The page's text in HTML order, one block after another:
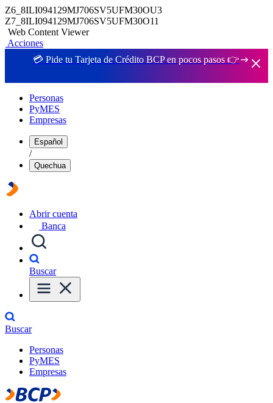
Z6_8ILI094129MJ706SV5UFM30OU3
Z7_8ILI094129MJ706SV5UFM30O11
Web Content Viewer
Acciones
💳 Pide tu Tarjeta de Crédito BCP en pocos pasos 👉
Personas
PyMES
Empresas
Español
/
Quechua
Abrir cuenta
Banca
Buscar
Buscar
Personas
PyMES
Empresas